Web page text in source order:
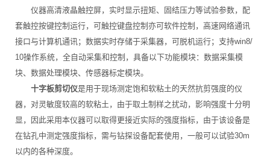
仪器高清液晶触控屏，实时显示扭矩、固结压力等试验参数，配
套触控按键控制运行，可触控键盘控制亦可软件控制，高速网络通讯
接口与计算机通讯；数据实时存储于采集器，可脱机运行；支持win8/
10操作系统，全自动采集和控制，具备以下功能模块：数据采集模
块、数据处理模块、传感器标定模块。
十字板剪切仪是用于现场测定饱和软粘土的天然抗剪强度的仪
器，对灵敏度较高的软粘土，由于取土制样之扰动，影响强度十分明
显，因此采用本仪器可以取得更接近实际的强度指标，由于该设备是
在钻孔中测定强度指标，需与钻探设备配套使用，一般可以试验30m
以内的各种深度。